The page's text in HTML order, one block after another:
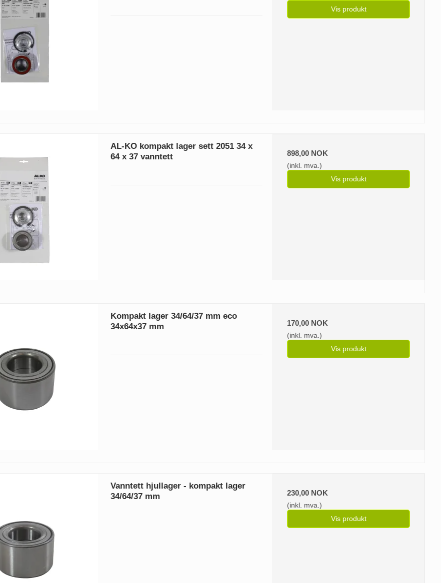
Vis produkt
AL-KO kompakt lager sett 2051 34 x
64 x 37 vanntett
898,00 NOK
(inkl. mva.)
Vis produkt
Kompakt lager 34/64/37 mm eco
34x64x37 mm
170,00 NOK
(inkl. mva.)
Vis produkt
Vanntett hjullager - kompakt lager
34/64/37 mm
230,00 NOK
(inkl. mva.)
Vis produkt